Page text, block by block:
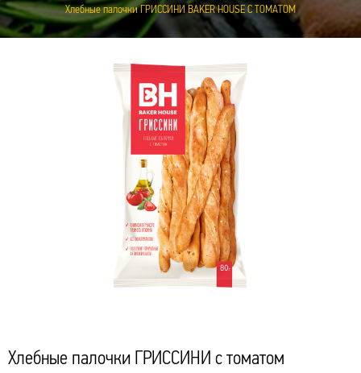
Хлебные палочки ГРИССИНИ BAKER HOUSE С ТОМАТОМ
Хлебные палочки ГРИССИНИ с томатом